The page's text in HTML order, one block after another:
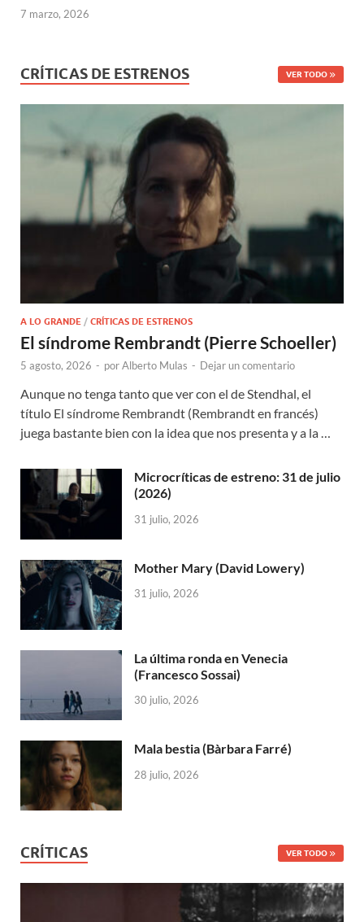
7 marzo, 2026
CRÍTICAS DE ESTRENOS VER TODO
A LO GRANDE / CRÍTICAS DE ESTRENOS
El síndrome Rembrandt (Pierre Schoeller)
5 agosto, 2026 - porAlberto Mulas - Dejar un comentario
Aunque no tenga tanto que ver con el de Stendhal, el
título El síndrome Rembrandt (Rembrandt en francés)
juega bastante bien con la idea que nos presenta y a la …
Microcríticas de estreno: 31 de julio
(2026)
31 julio, 2026
Mother Mary (David Lowery)
31 julio, 2026
La última ronda en Venecia
(Francesco Sossai)
30 julio, 2026
Mala bestia (Bàrbara Farré)
28 julio, 2026
CRÍTICAS VER TODO